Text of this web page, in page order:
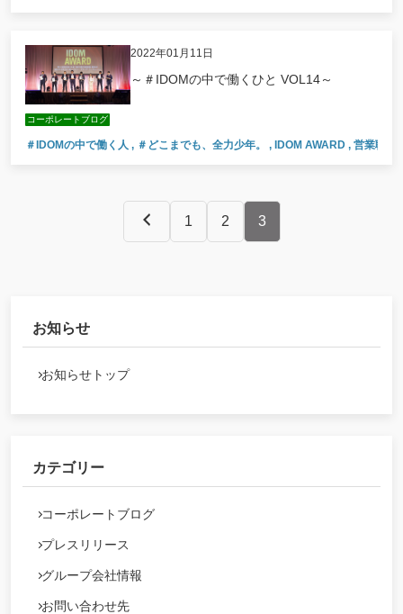
2022年01月11日
コーポレートブログ
～＃IDOMの中で働くひと VOL14～
＃IDOMの中で働く人 , ＃どこまでも、全力少年。 , IDOM AWARD , 営業職
1 2 3
お知らせ
お知らせトップ
カテゴリー
コーポレートブログ
プレスリリース
グループ会社情報
お問い合わせ先